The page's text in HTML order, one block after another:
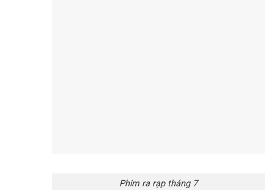
Phim ra rạp tháng 7